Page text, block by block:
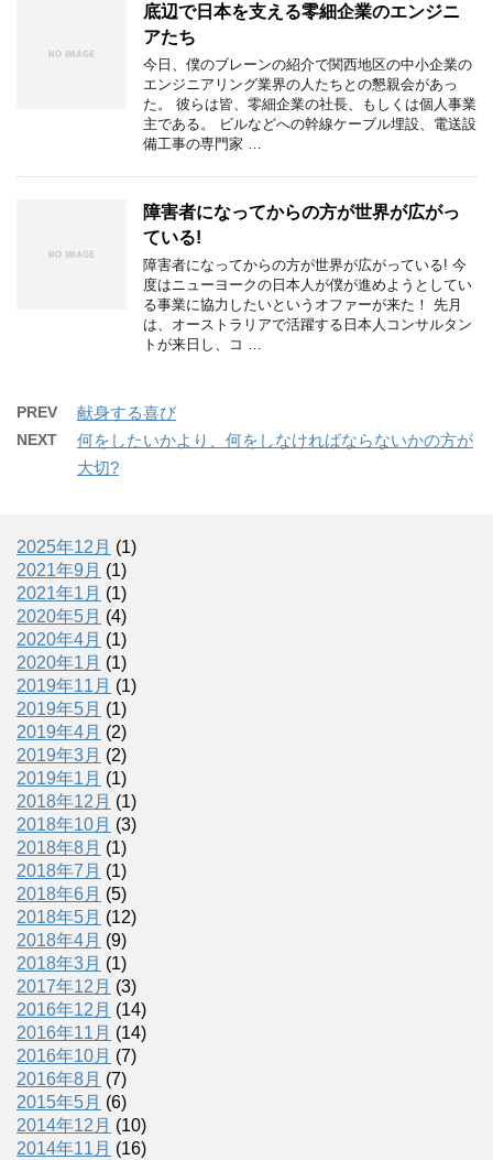
底辺で日本を支える零細企業のエンジニ
アたち
今日、僕のブレーンの紹介で関西地区の中小企業の
エンジニアリング業界の人たちとの懇親会があっ
た。 彼らは皆、零細企業の社長、もしくは個人事業
主である。 ビルなどへの幹線ケーブル埋設、電送設
備工事の専門家 …
障害者になってからの方が世界が広がっ
ている!
障害者になってからの方が世界が広がっている! 今
度はニューヨークの日本人が僕が進めようとしてい
る事業に協力したいというオファーが来た！ 先月
は、オーストラリアで活躍する日本人コンサルタン
トが来日し、コ …
PREV 献身する喜び
NEXT
何をしたいかより、何をしなければならないかの方が
大切?
2025年12月 (1)
2021年9月 (1)
2021年1月 (1)
2020年5月 (4)
2020年4月 (1)
2020年1月 (1)
2019年11月 (1)
2019年5月 (1)
2019年4月 (2)
2019年3月 (2)
2019年1月 (1)
2018年12月 (1)
2018年10月 (3)
2018年8月 (1)
2018年7月 (1)
2018年6月 (5)
2018年5月 (12)
2018年4月 (9)
2018年3月 (1)
2017年12月 (3)
2016年12月 (14)
2016年11月 (14)
2016年10月 (7)
2016年8月 (7)
2015年5月 (6)
2014年12月 (10)
2014年11月 (16)